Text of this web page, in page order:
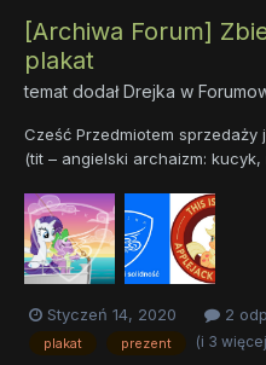
[Archiwa Forum]
plakat
temat dodałDrejka w
Cześć Przedmiotem sprzedaży
(tit – angielski archaizm:
(plus 13 zł przesyłka) B2,
13 zł przesyłka)...
Styczeń 14, 2020 2
plakat prezent (i 3